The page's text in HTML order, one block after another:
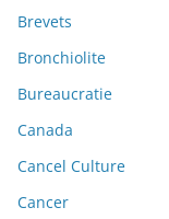
Brevets
Bronchiolite
Bureaucratie
Canada
Cancel Culture
Cancer